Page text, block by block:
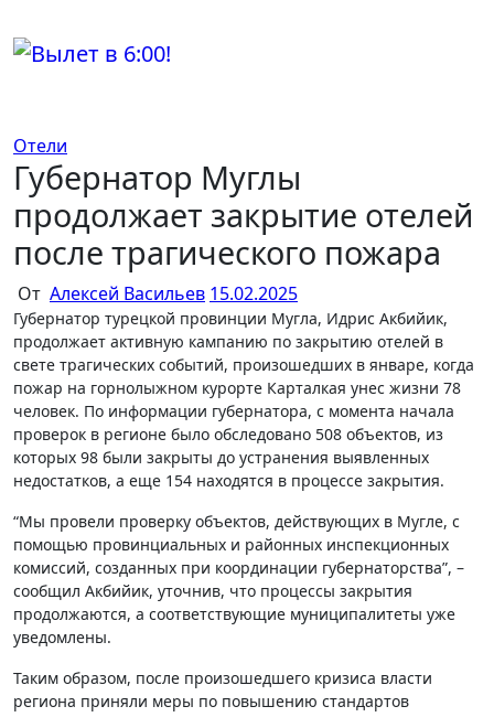
содержимому
Отели
Губернатор Муглы
продолжает закрытие отелей
после трагического пожара
От Алексей Васильев 15.02.2025
Губернатор турецкой провинции Мугла, Идрис Акбийик,
продолжает активную кампанию по закрытию отелей в
свете трагических событий, произошедших в январе, когда
пожар на горнолыжном курорте Карталкая унес жизни 78
человек. По информации губернатора, с момента начала
проверок в регионе было обследовано 508 объектов, из
которых 98 были закрыты до устранения выявленных
недостатков, а еще 154 находятся в процессе закрытия.
“Мы провели проверку объектов, действующих в Мугле, с
помощью провинциальных и районных инспекционных
комиссий, созданных при координации губернаторства”, –
сообщил Акбийик, уточнив, что процессы закрытия
продолжаются, а соответствующие муниципалитеты уже
уведомлены.
Таким образом, после произошедшего кризиса власти
региона приняли меры по повышению стандартов